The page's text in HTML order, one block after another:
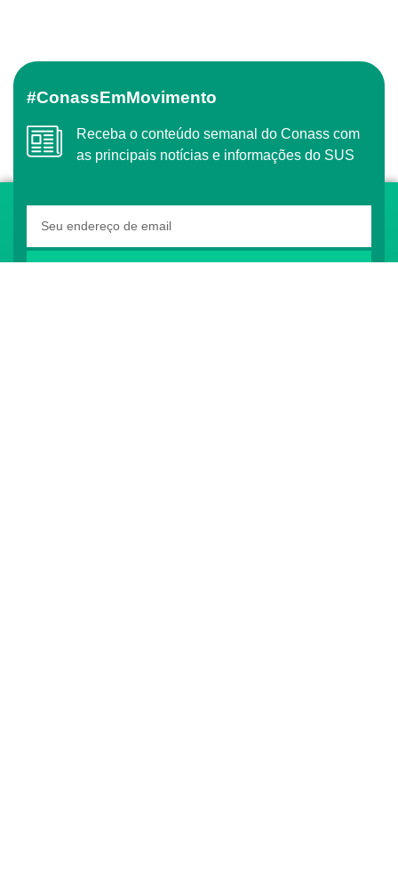
#ConassEmMovimento
Receba o conteúdo semanal do Conass com
as principais notícias e informações do SUS